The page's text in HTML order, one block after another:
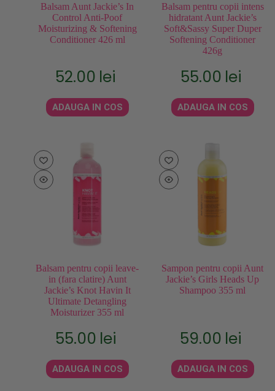
Balsam Aunt Jackie’s In
Control Anti-Poof
Moisturizing & Softening
Conditioner 426 ml
52.00 lei
ADAUGA IN COS
Balsam pentru copii intens
hidratant Aunt Jackie’s
Soft&Sassy Super Duper
Softening Conditioner
426g
55.00 lei
ADAUGA IN COS
Balsam pentru copii leave-
in (fara clatire) Aunt
Jackie’s Knot Havin It
Ultimate Detangling
Moisturizer 355 ml
55.00 lei
ADAUGA IN COS
Sampon pentru copii Aunt
Jackie’s Girls Heads Up
Shampoo 355 ml
59.00 lei
ADAUGA IN COS